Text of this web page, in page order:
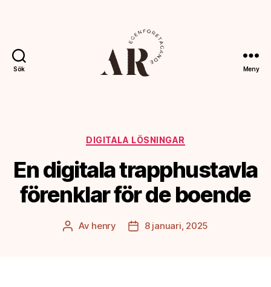
Sök Meny
Kategorier
DIGITALA LÖSNINGAR
En digitala trapphustavla
förenklar för de boende
Inläggsförfattare
Av henry Inläggsdatum
8 januari, 2025